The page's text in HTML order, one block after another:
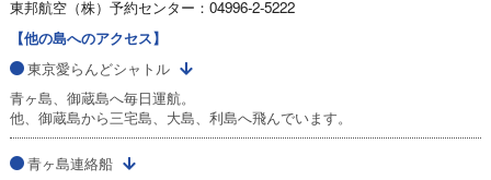
東邦航空（株）予約センター：04996-2-5222
【他の島へのアクセス】
東京愛らんどシャトル
青ヶ島、御蔵島へ毎日運航。
他、御蔵島から三宅島、大島、利島へ飛んでいます。
青ヶ島連絡船